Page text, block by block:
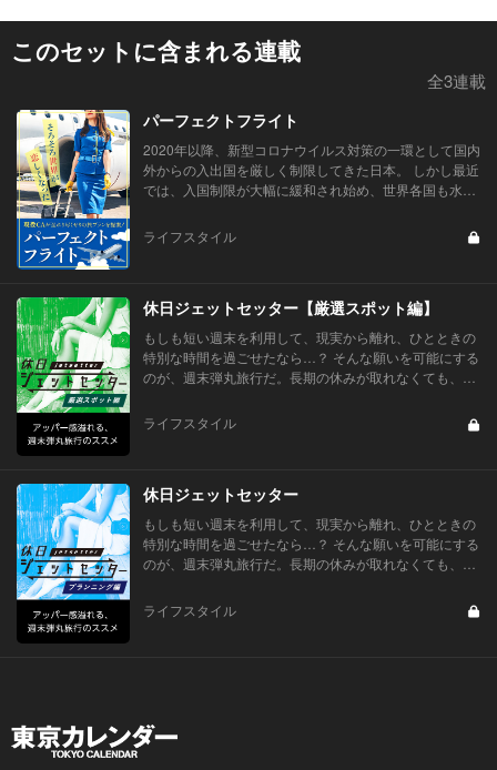
このセットに含まれる連載
全3連載
パーフェクトフライト
2020年以降、新型コロナウイルス対策の一環として国内
外からの入出国を厳しく制限してきた日本。 しかし最近
では、入国制限が大幅に緩和され始め、世界各国も水際
外旅行再開の目途が立つ...
ライフスタイル
休日ジェットセッター【厳選スポット編】
もしも短い週末を利用して、現実から離れ、ひとときの
特別な時間を過ごせたなら…？ そんな願いを可能にする
のが、週末弾丸旅行だ。長期の休みが取れなくても、土
合わせ、2〜4日間の短い旅行を...
ライフスタイル
休日ジェットセッター
もしも短い週末を利用して、現実から離れ、ひとときの
特別な時間を過ごせたなら…？ そんな願いを可能にする
のが、週末弾丸旅行だ。長期の休みが取れなくても、土
合わせ、2〜4日間の短い旅行を...
ライフスタイル